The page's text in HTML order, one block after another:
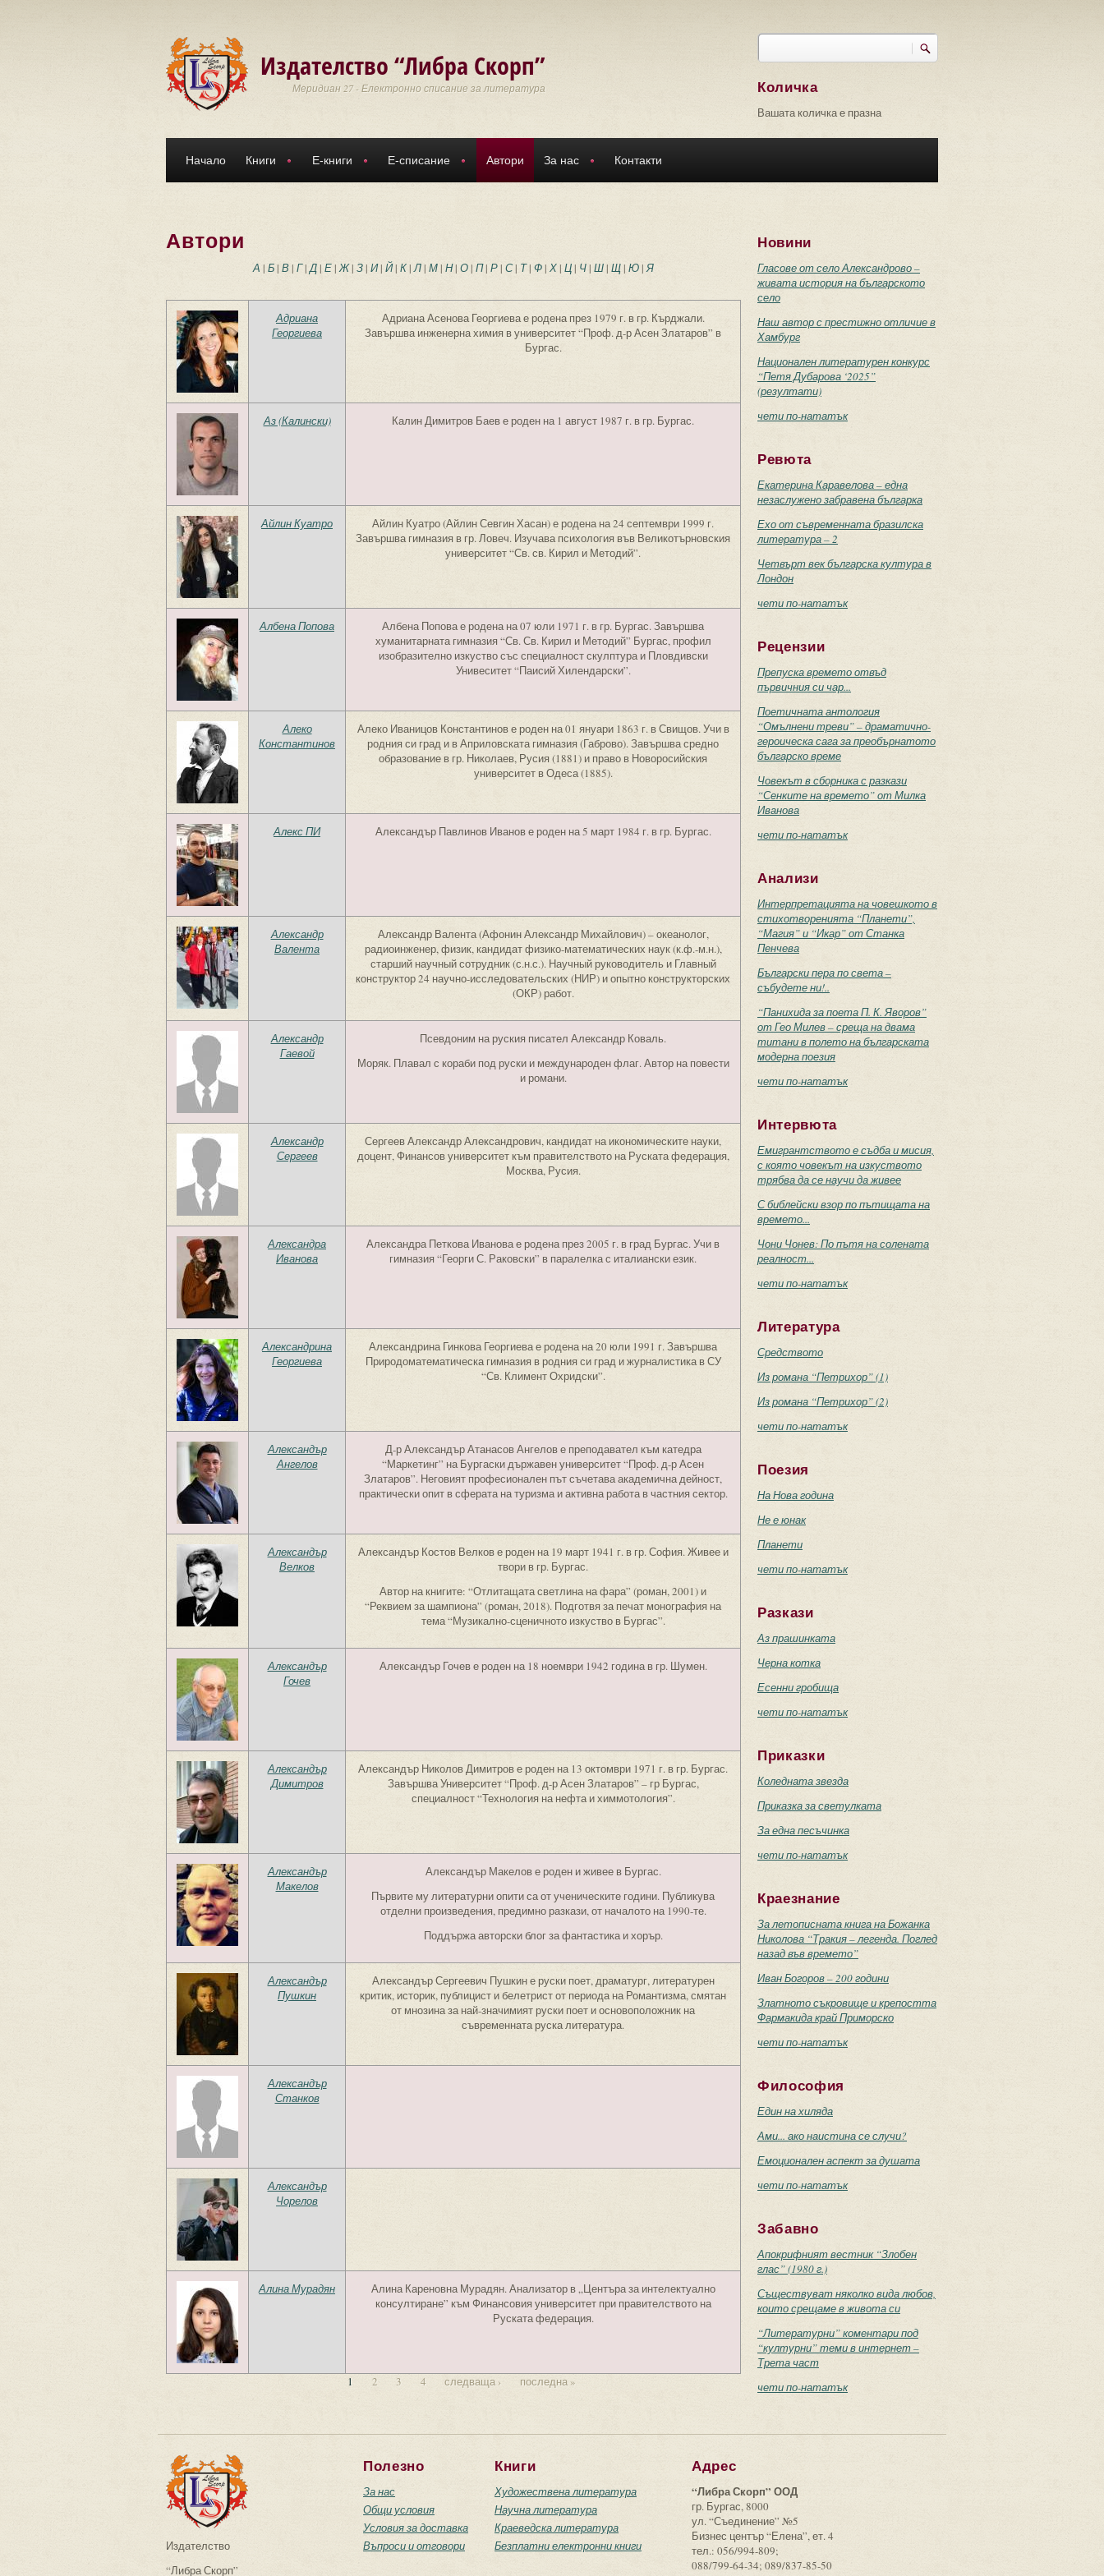
Издателство “Либра Скорп”
Меридиан 27 - Електронно списание за литература
Търси
Количка
Вашата количка е празна
Начало Книги Е-книги Е-списание Автори За нас Контакти
Автори
А | Б| В| Г|Д| Е|Ж| З| И | Й | К|Л| М| Н| О | П| Р| С| Т| Ф | Х | Ц| Ч| Ш | Щ| Ю |Я
Адриана
Георгиева
Адриана Асенова Георгиева е родена през 1979 г. в гр. Кърджали.
Завършва инженерна химия в университет “Проф. д-р Асен Златаров” в
Бургас.
Аз (Калински) Калин Димитров Баев е роден на 1 август 1987 г. в гр. Бургас.
Айлин Куатро
Айлин Куатро (Айлин Севгин Хасан) е родена на 24 септември 1999 г.
Завършва гимназия в гр. Ловеч. Изучава психология във Великотърновския
университет “Св. св. Кирил и Методий”.
Албена Попова
Албена Попова е родена на 07 юли 1971 г. в гр. Бургас. Завършва
хуманитарната гимназия “Св. Св. Кирил и Методий” Бургас, профил
изобразително изкуство със специалност скулптура и Пловдивски
Унивеситет “Паисий Хилендарски”.
Алеко
Константинов
Алеко Иваницов Константинов е роден на 01 януари 1863 г. в Свищов. Учи в
родния си град и в Априловската гимназия (Габрово). Завършва средно
образование в гр. Николаев, Русия (1881) и право в Новоросийския
университет в Одеса (1885).
Алекс ПИ Александър Павлинов Иванов е роден на 5 март 1984 г. в гр. Бургас.
Александр
Валента
Александр Валента (Афонин Александр Михайлович) – океанолог,
радиоинженер, физик, кандидат физико-математических наук (к.ф.-м.н.),
старший научный сотрудник (с.н.с.). Научный руководитель и Главный
конструктор 24 научно-исследовательских (НИР) и опытно конструкторских
(ОКР) работ.
Александр
Гаевой
Псевдоним на руския писател Александр Коваль.
Моряк. Плавал с кораби под руски и международен флаг. Автор на повести
и романи.
Александр
Сергеев
Сергеев Александр Александрович, кандидат на икономическите науки,
доцент, Финансов университет към правителството на Руската федерация,
Москва, Русия.
Александра
Иванова
Александра Петкова Иванова е родена през 2005 г. в град Бургас. Учи в
гимназия “Георги С. Раковски” в паралелка с италиански език.
Александрина
Георгиева
Александрина Гинкова Георгиева е родена на 20 юли 1991 г. Завършва
Природоматематическа гимназия в родния си град и журналистика в СУ
“Св. Климент Охридски”.
Александър
Ангелов
Д-р Александър Атанасов Ангелов е преподавател към катедра
“Маркетинг” на Бургаски държавен университет “Проф. д-р Асен
Златаров”. Неговият професионален път съчетава академична дейност,
практически опит в сферата на туризма и активна работа в частния сектор.
Александър
Велков
Александър Костов Велков е роден на 19 март 1941 г. в гр. София. Живее и
твори в гр. Бургас.
Автор на книгите: “Отлитащата светлина на фара” (роман, 2001) и
“Реквием за шампиона” (роман, 2018). Подготвя за печат монография на
тема “Музикално-сценичното изкуство в Бургас”.
Александър
Гочев
Александър Гочев е роден на 18 ноември 1942 година в гр. Шумен.
Александър
Димитров
Александър Николов Димитров е роден на 13 октомври 1971 г. в гр. Бургас.
Завършва Университет “Проф. д-р Асен Златаров” – гр Бургас,
специалност “Технология на нефта и химмотология”.
Александър
Макелов
Александър Макелов е роден и живее в Бургас.
Първите му литературни опити са от ученическите години. Публикува
отделни произведения, предимно разкази, от началото на 1990-те.
Поддържа авторски блог за фантастика и хорър.
Александър
Пушкин
Александър Сергеевич Пушкин е руски поет, драматург, литературен
критик, историк, публицист и белетрист от периода на Романтизма, смятан
от мнозина за най-значимият руски поет и основоположник на
съвременната руска литература.
Александър
Станков
Александър
Чорелов
Алина Мурадян
Алина Кареновна Мурадян. Анализатор в „Центъра за интелектуално
консултиране” към Финансовия университет при правителството на
Руската федерация.
1 2 3 4 следваща › последна »
Новини
Гласове от село Александрово –
живата история на българското
село
Наш автор с престижно отличие в
Хамбург
Национален литературен конкурс
“Петя Дубарова ‘2025”
(резултати)
чети по-нататък
Ревюта
Екатерина Каравелова – една
незаслужено забравена българка
Ехо от съвременната бразилска
литература – 2
Четвърт век българска култура в
Лондон
чети по-нататък
Рецензии
Препуска времето отвъд
първичния си чар...
Поетичната антология
“Омълнени треви” – драматично-
героическа сага за преобърнатото
българско време
Човекът в сборника с разкази
“Сенките на времето” от Милка
Иванова
чети по-нататък
Анализи
Интерпретацията на човешкото в
стихотворенията “Планети”,
“Магия” и “Икар” от Станка
Пенчева
Български пера по света –
събудете ни!..
“Панихида за поета П. К. Яворов”
от Гео Милев – среща на двама
титани в полето на българската
модерна поезия
чети по-нататък
Интервюта
Емигрантството е съдба и мисия,
с която човекът на изкуството
трябва да се научи да живее
С библейски взор по пътищата на
времето...
Чони Чонев: По пътя на солената
реалност...
чети по-нататък
Литература
Средството
Из романа “Петрихор” (1)
Из романа “Петрихор” (2)
чети по-нататък
Поезия
На Нова година
Не е юнак
Планети
чети по-нататък
Разкази
Аз прашинката
Черна котка
Есенни гробища
чети по-нататък
Приказки
Коледната звезда
Приказка за светулката
За една песъчинка
чети по-нататък
Краезнание
За летописната книга на Божанка
Николова “Тракия – легенда. Поглед
назад във времето”
Иван Богоров – 200 години
Златното съкровище и крепостта
Фармакида край Приморско
чети по-нататък
Философия
Един на хиляда
Ами... ако наистина се случи?
Емоционален аспект за душата
чети по-нататък
Забавно
Апокрифният вестник “Злобен
глас” (1980 г.)
Съществуват няколко вида любов,
които срещаме в живота си
“Литературни” коментари под
“културни” теми в интернет –
Трета част
чети по-нататък
Издателство
“Либра Скорп”
Полезно
За нас
Общи условия
Условия за доставка
Въпроси и отговори
Книги
Художествена литература
Научна литература
Краеведска литература
Безплатни електронни книги
Адрес
“Либра Скорп” ООД
гр. Бургас, 8000
ул. “Съединение” №5
Бизнес център “Елена”, ет. 4
тел.: 056/994-809;
088/799-64-34; 089/837-85-50